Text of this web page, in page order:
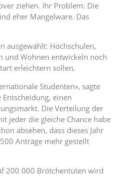
ziehen. Ihr Problem: Die
eher Mangelware. Das
ausgewählt: Hochschulen,
und Wohnen entwickeln noch
erleichtern sollen.
Studenten», sagte
einen
Die Verteilung der
jeder die gleiche Chance habe
absehen, dass dieses Jahr
Anträge mehr gestellt
200 000 Brötchentüten wird